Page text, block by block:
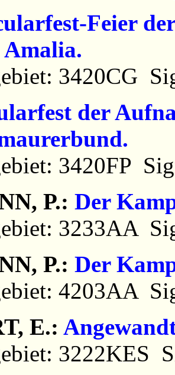
Feier
Amalia.
3420CG
der
3420FP
P.: Der
3233AA
P.: Der
4203AA
E.:
3222KES